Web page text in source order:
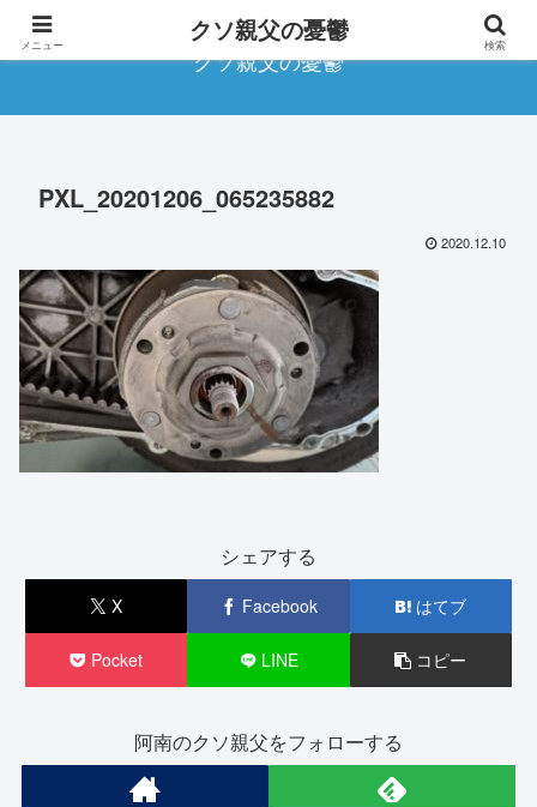
クソ親父の憂鬱
PXL_20201206_065235882
2020.12.10
シェアする
X Facebook はてブ
Pocket LINE コピー
阿南のクソ親父をフォローする
メニュー クソ親父の憂鬱 検索